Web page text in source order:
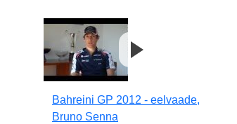
Bahreini GP 2012 - eelvaade,
Bruno Senna